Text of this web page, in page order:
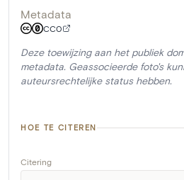
Metadata
CC0
Deze toewijzing aan het publiek
metadata. Geassocieerde foto's
auteursrechtelijke status hebben.
HOE TE CITEREN
Citering